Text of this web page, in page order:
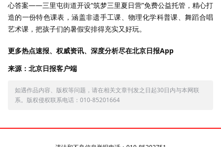
心答案——三里屯街道开设“筑梦三里夏日营”免费公益托管，精心打
造的一份特色课表，涵盖非遗手工课、物理化学科普课、舞蹈合唱
艺术课，把孩子们的暑假安排得充实又好玩。
更多热点速报、权威资讯、深度分析尽在北京日报App
来源：北京日报客户端
如遇作品内容、版权等问题，请在相关文章刊发之日起30日内与本网联
系。版权侵权联系电话：010-85201664